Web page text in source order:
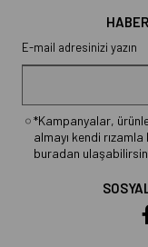
*Kampanyalar,
almayı kendi
buradan